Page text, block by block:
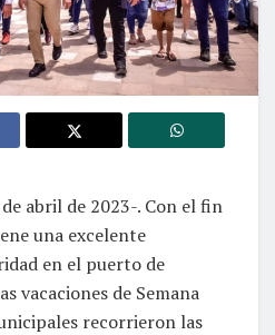
abril de 2023-. Con el fin
una excelente
en el puerto de
vacaciones de Semana
recorrieron las